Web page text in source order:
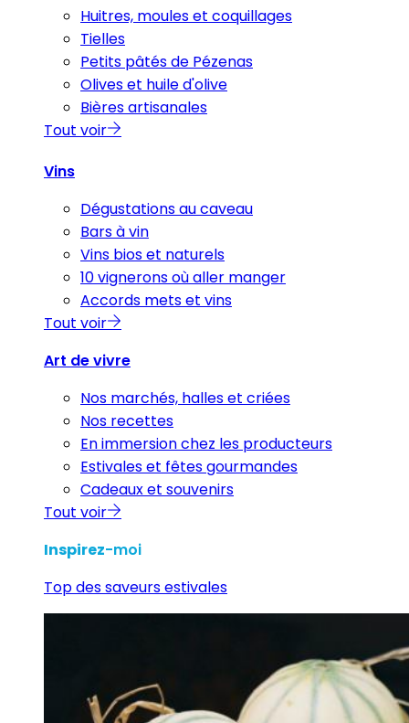
Huitres, moules et coquillages
Tielles
Petits pâtés de Pézenas
Olives et huile d'olive
Bières artisanales
Tout voir
Vins
Dégustations au caveau
Bars à vin
Vins bios et naturels
10 vignerons où aller manger
Accords mets et vins
Tout voir
Art de vivre
Nos marchés, halles et criées
Nos recettes
En immersion chez les producteurs
Estivales et fêtes gourmandes
Cadeaux et souvenirs
Tout voir
Inspirez-moi
Top des saveurs estivales